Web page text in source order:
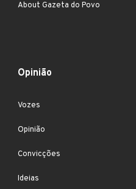
About Gazeta do Povo
Opinião
Vozes
Opinião
Convicções
Ideias